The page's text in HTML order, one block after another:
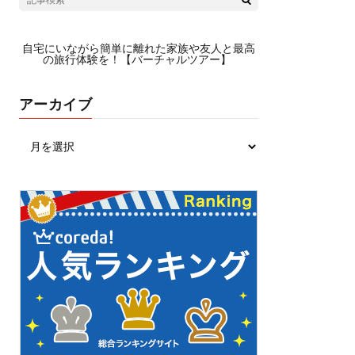
自宅にいながら簡単に離れた家族や友人と最高
の旅行体験を！【バーチャルツアー】
アーカイブ